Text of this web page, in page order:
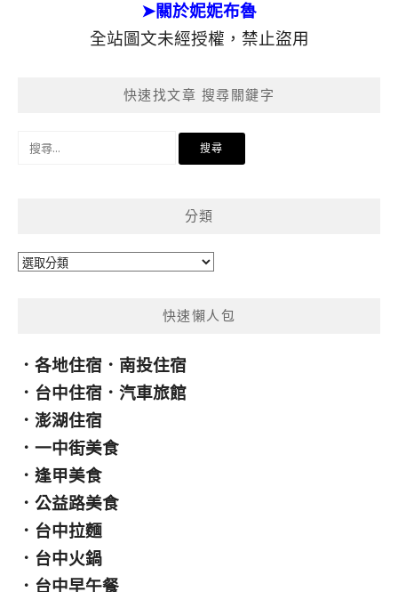
➤關於妮妮布魯
全站圖文未經授權，禁止盜用
快速找文章 搜尋關鍵字
分類
分
快速懶人包
． 各地住宿 ． 南投住宿
． 台中住宿 ． 汽車旅館
． 澎湖住宿
． 一中街美食
． 逢甲美食
． 公益路美食
． 台中拉麵
． 台中火鍋
． 台中早午餐